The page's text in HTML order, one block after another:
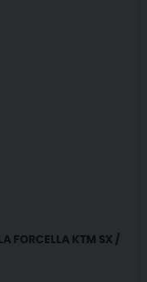
FORCELLA KTM SX /